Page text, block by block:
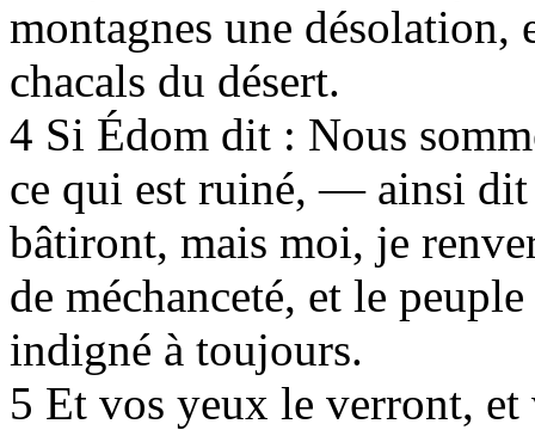
montagnes une
chacals du désert.
4 Si Édom dit : Nous
ce qui est ruiné, — ainsi dit
bâtiront, mais moi, je
de méchanceté, et le
indigné à toujours.
5 Et vos yeux le verront, et